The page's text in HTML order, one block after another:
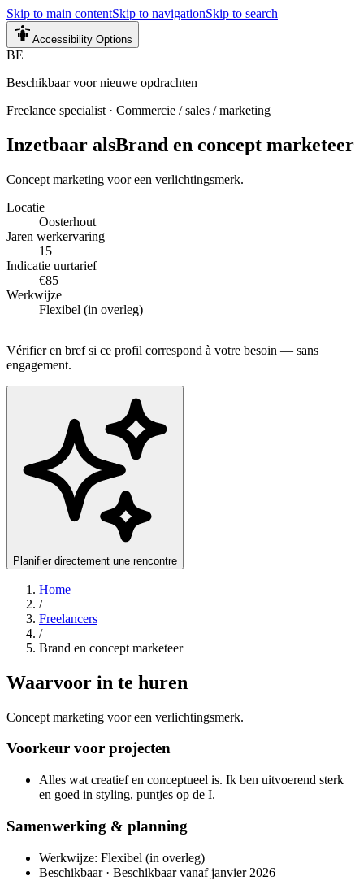
Skip to main contentSkip to navigationSkip to search
Accessibility Options
BE
Beschikbaar voor nieuwe opdrachten
Freelance specialist · Commercie / sales / marketing
Inzetbaar alsBrand en concept marketeer
Concept marketing voor een verlichtingsmerk.
Locatie
Oosterhout
Jaren werkervaring
15
Indicatie uurtarief
€85
Werkwijze
Flexibel (in overleg)
Vérifier en bref si ce profil correspond à votre besoin — sans
engagement.
Planifier directement une rencontre
Home
/
Freelancers
/
Brand en concept marketeer
Waarvoor in te huren
Concept marketing voor een verlichtingsmerk.
Voorkeur voor projecten
Alles wat creatief en conceptueel is. Ik ben uitvoerend sterk
en goed in styling, puntjes op de I.
Samenwerking & planning
Werkwijze: Flexibel (in overleg)
Beschikbaar · Beschikbaar vanaf janvier 2026